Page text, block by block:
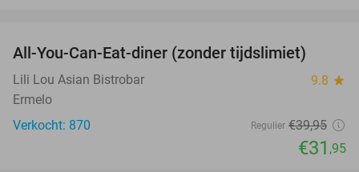
All-You-Can-Eat-diner (zonder tijdslimiet)
Lili Lou Asian Bistrobar 9.8 star
Ermelo
Verkocht: 870
Regulier €39,95
€31 ,95